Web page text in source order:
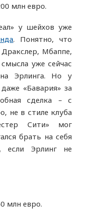
млн евро.
у шейхов уже
. Понятно, что
Мбаппе,
уже сейчас
Эрлинга. Но у
«Бавария» за
сделка – с
не в стиле клуба
Сити» мог
брать на себя
если Эрлинг не
млн евро.